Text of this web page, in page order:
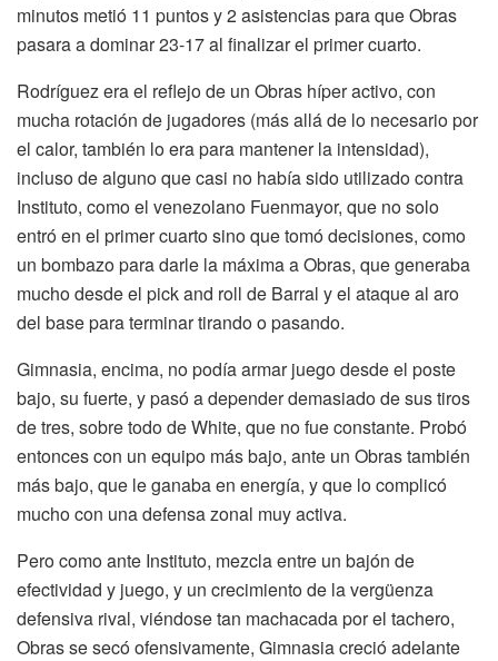
minutos metió 11 puntos y 2 asistencias para que Obras
pasara a dominar 23-17 al finalizar el primer cuarto.
Rodríguez era el reflejo de un Obras híper activo, con
mucha rotación de jugadores (más allá de lo necesario por
el calor, también lo era para mantener la intensidad),
incluso de alguno que casi no había sido utilizado contra
Instituto, como el venezolano Fuenmayor, que no solo
entró en el primer cuarto sino que tomó decisiones, como
un bombazo para darle la máxima a Obras, que generaba
mucho desde el pick and roll de Barral y el ataque al aro
del base para terminar tirando o pasando.
Gimnasia, encima, no podía armar juego desde el poste
bajo, su fuerte, y pasó a depender demasiado de sus tiros
de tres, sobre todo de White, que no fue constante. Probó
entonces con un equipo más bajo, ante un Obras también
más bajo, que le ganaba en energía, y que lo complicó
mucho con una defensa zonal muy activa.
Pero como ante Instituto, mezcla entre un bajón de
efectividad y juego, y un crecimiento de la vergüenza
defensiva rival, viéndose tan machacada por el tachero,
Obras se secó ofensivamente, Gimnasia creció adelante